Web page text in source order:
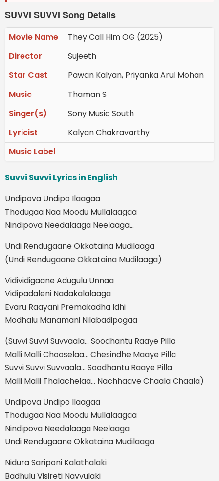
SUVVI SUVVI Song Details
Movie Name
They Call Him OG (2025)
Director
Sujeeth
Star Cast
Pawan Kalyan, Priyanka Arul Mohan
Music
Thaman S
Singer(s)
Sony Music South
Lyricist
Kalyan Chakravarthy
Music Label
Suvvi Suvvi Lyrics in English
Undipova Undipo Ilaagaa
Thodugaa Naa Moodu Mullalaagaa
Nindipova Needalaaga Neelaaga…
Undi Rendugaane Okkataina Mudilaaga
(Undi Rendugaane Okkataina Mudilaaga)
Vidividigaane Adugulu Unnaa
Vidipadaleni Nadakalalaaga
Evaru Raayani Premakadha Idhi
Modhalu Manamani Nilabadipogaa
(Suvvi Suvvi Suvvaala… Soodhantu Raaye Pilla
Malli Malli Chooselaa… Chesindhe Maaye Pilla
Suvvi Suvvi Suvvaala… Soodhantu Raaye Pilla
Malli Malli Thalachelaa… Nachhaave Chaala Chaala)
Undipova Undipo Ilaagaa
Thodugaa Naa Moodu Mullalaagaa
Nindipova Needalaaga Neelaaga
Undi Rendugaane Okkataina Mudilaaga
Nidura Sariponi Kalathalaki
Badhulu Visireti Navvulaki